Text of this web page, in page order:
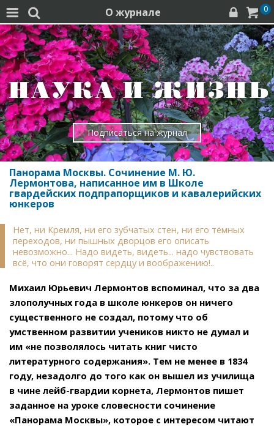
  О журнале   0
Подписаться на журнал
Панорама Москвы. Сочинение М. Ю.
Лермонтова, написанное им в Школе
гвардейских подпрапорщиков и кавалерийских
юнкеров
Нет, ни Кремля, ни его зубчатых стен, ни его тёмных
переходов, ни пышных дворцов его описать
невозможно... Надо видеть, видеть... надо чувствовать
всё, что они говорят сердцу и воображению!..
Михаил Юрьевич Лермонтов вспоминал, что за два
злополучных года в школе юнкеров он ничего
существенного не создал, потому что об
умственном развитии учеников никто не думал и
им «не позволялось читать книг чисто
литературного содержания». Тем не менее в 1834
году, незадолго до того как он вышел из училища
в чине лейб-гвардии корнета, Лермонтов пишет
заданное на уроке словесности сочинение
«Панорама Москвы», которое с интересом читают